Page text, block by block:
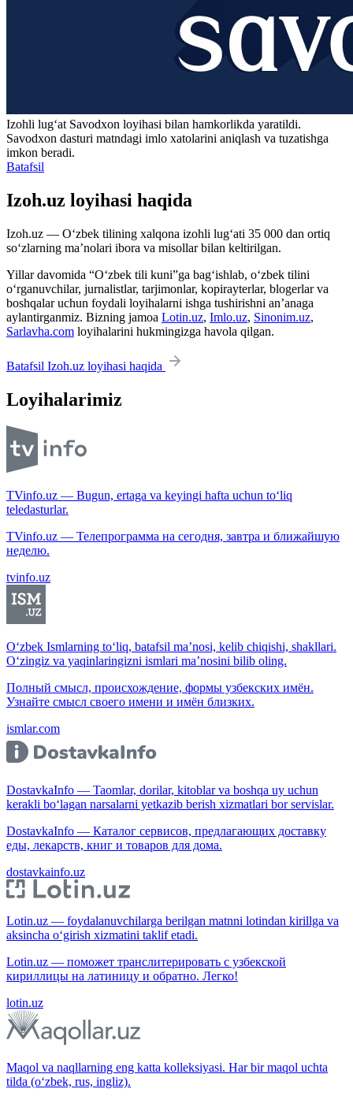
Izohli lugʻat Savodxon loyihasi bilan hamkorlikda yaratildi.
Savodxon dasturi matndagi imlo xatolarini aniqlash va tuzatishga
imkon beradi.
Batafsil
Izoh.uz loyihasi haqida
Izoh.uz — O‘zbek tilining xalqona izohli lug‘ati 35 000 dan ortiq
so‘zlarning ma’nolari ibora va misollar bilan keltirilgan.
Yillar davomida “O‘zbek tili kuni”ga bag‘ishlab, o‘zbek tilini
o‘rganuvchilar, jurnalistlar, tarjimonlar, kopirayterlar, blogerlar va
boshqalar uchun foydali loyihalarni ishga tushirishni an’anaga
aylantirganmiz. Bizning jamoa Lotin.uz, Imlo.uz, Sinonim.uz,
Sarlavha.com loyihalarini hukmingizga havola qilgan.
Batafsil Izoh.uz loyihasi haqida
Loyihalarimiz
TVinfo.uz — Bugun, ertaga va keyingi hafta uchun to‘liq
teledasturlar.
TVinfo.uz — Телепрограмма на сегодня, завтра и ближайшую
неделю.
tvinfo.uz
O‘zbek Ismlarning to‘liq, batafsil ma’nosi, kelib chiqishi, shakllari.
O‘zingiz va yaqinlaringizni ismlari ma’nosini bilib oling.
Полный смысл, происхождение, формы узбекских имён.
Узнайте смысл своего имени и имён близких.
ismlar.com
DostavkaInfo — Taomlar, dorilar, kitoblar va boshqa uy uchun
kerakli bo‘lagan narsalarni yetkazib berish xizmatlari bor servislar.
DostavkaInfo — Каталог сервисов, предлагающих доставку
еды, лекарств, книг и товаров для дома.
dostavkainfo.uz
Lotin.uz — foydalanuvchilarga berilgan matnni lotindan kirillga va
aksincha o‘girish xizmatini taklif etadi.
Lotin.uz — поможет транслитерировать с узбекской
кириллицы на латиницу и обратно. Легко!
lotin.uz
Maqol va naqllarning eng katta kolleksiyasi. Har bir maqol uchta
tilda (o‘zbek, rus, ingliz).